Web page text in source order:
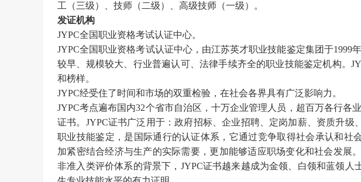
工（三级）、技师（二级）、高级技师（一级）。
发证机构
JYPC全国职业资格考试认证中心。
JYPC全国职业资格考试认证中心，由江苏英才职业技能鉴定集团于1999
较早、规模较大、行业普遍认可、法律手续齐全的职业技能鉴定机构。
和榜样。
JYPC经受住了时间和市场的双重检验，在社会各界具有广泛影响力。
JYPC考点遍布国内32个省市自治区，十万企业管理人员，超百万各行各
证书。JYPC证书广泛用于：政府招标、企业招聘、定岗加薪、资质升级
职业技能鉴定，是国际通行的认证体系，它通过竞争取得社会承认和社
加紧密结合经济与生产的实际需要，更加能够适应职场变化和社会发展
非准入类评价体系的背景下，JYPC证书越来越成为金领、白领和蓝领人